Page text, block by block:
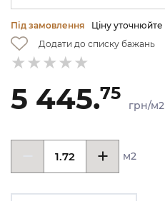
Під замовлення
Ціну уточнюйте
Додати до списку бажань
5 445.75
грн/м2
м2